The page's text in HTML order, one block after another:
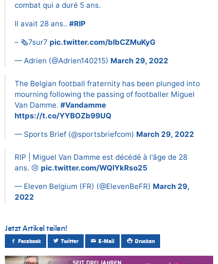
combat qui a duré 5 ans.
Il avait 28 ans.. #RIP
– 🗞7sur7 pic.twitter.com/bIbCZMuKyG
— Adrien (@Adrien140215) March 29, 2022
The Belgian football fraternity has been plunged into
mourning following the passing of footballer Miguel
Van Damme. #Vandamme
https://t.co/YYBOZb99UQ
— Sports Brief (@sportsbriefcom) March 29, 2022
RIP | Miguel Van Damme est décédé à l'âge de 28
ans. 😢 pic.twitter.com/WQIYkRso25
— Eleven Belgium (FR) (@ElevenBeFR) March 29,
2022
Jetzt Artikel teilen!
Facebook Twitter E-Mail Drucken